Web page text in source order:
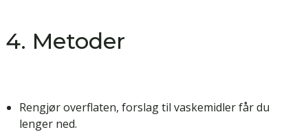
4. Metoder
Rengjør overflaten, forslag til vaskemidler får du
lenger ned.